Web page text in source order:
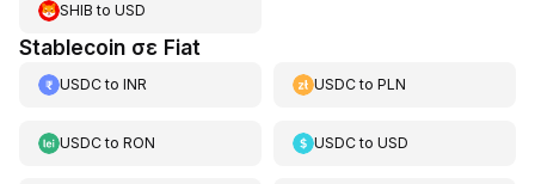
SHIB to USD
Stablecoin σε Fiat
USDCto INR USDCtoPLN
USDCto RON USDCtoUSD